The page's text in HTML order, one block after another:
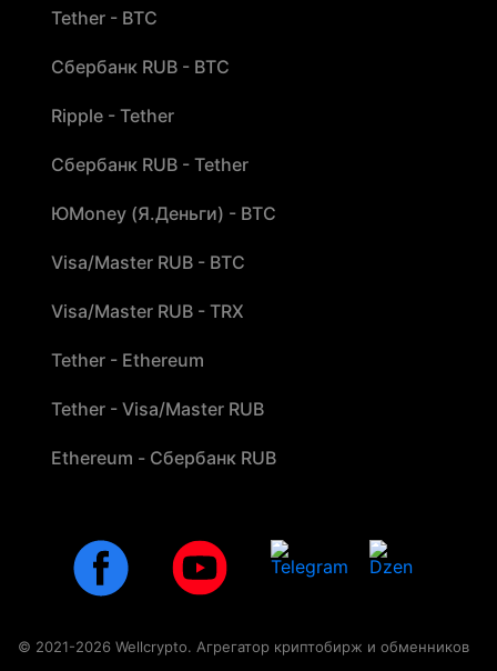
Tether - BTC
Сбербанк RUB - BTC
Ripple - Tether
Сбербанк RUB - Tether
ЮMoney (Я.Деньги) - BTC
Visa/Master RUB - BTC
Visa/Master RUB - TRX
Tether - Ethereum
Tether - Visa/Master RUB
Ethereum - Сбербанк RUB
© 2021-2026 Wellcrypto. Агрегатор криптобирж и обменников